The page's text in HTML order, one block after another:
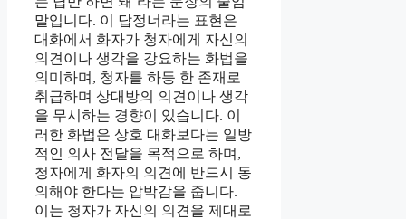
말입니다. 이 답정너라는 표현은
대화에서 화자가 청자에게 자신의
의견이나 생각을 강요하는 화법을
의미하며, 청자를 하등 한 존재로
취급하며 상대방의 의견이나 생각
을 무시하는 경향이 있습니다. 이
러한 화법은 상호 대화보다는 일방
적인 의사 전달을 목적으로 하며,
청자에게 화자의 의견에 반드시 동
의해야 한다는 압박감을 줍니다.
이는 청자가 자신의 의견을 제대로